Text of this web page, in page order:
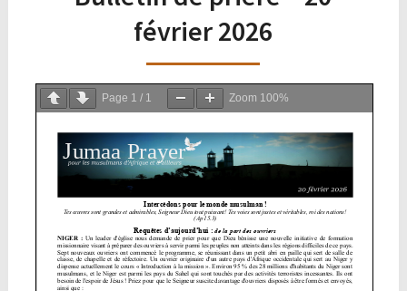
février 2026
Page 1 / 1 Zoom 100%